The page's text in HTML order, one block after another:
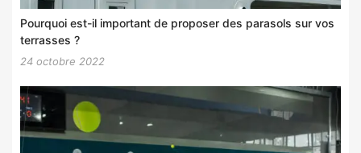
Pourquoi est-il important de proposer des parasols sur vos
terrasses ?
24 octobre 2022